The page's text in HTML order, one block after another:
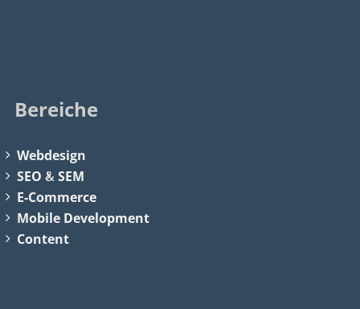
Bereiche
Webdesign
SEO &SEM
E-Commerce
Mobile Development
Content